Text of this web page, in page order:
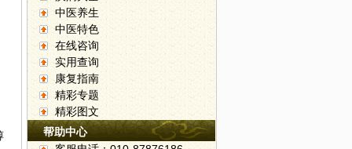
中医养生
中医特色
在线咨询
实用查询
康复指南
精彩专题
精彩图文
帮助中心